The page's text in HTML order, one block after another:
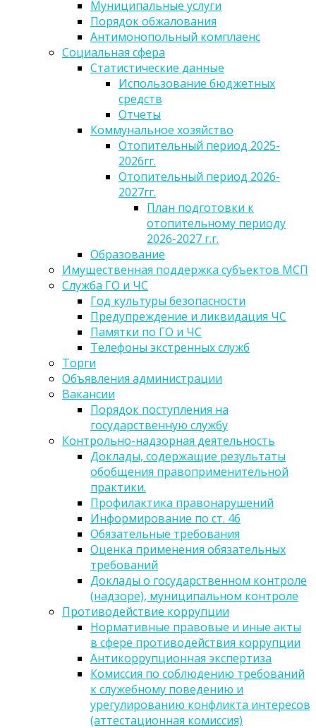
Муниципальные услуги
Порядок обжалования
Антимонопольный комплаенс
Социальная сфера
Статистические данные
Использование бюджетных
средств
Отчеты
Коммунальное хозяйство
Отопительный период 2025-
2026гг.
Отопительный период 2026-
2027гг.
План подготовки к
отопительному периоду
2026-2027 г.г.
Образование
Имущественная поддержка субъектов МСП
Служба ГО и ЧС
Год культуры безопасности
Предупреждение и ликвидация ЧС
Памятки по ГО и ЧС
Телефоны экстренных служб
Торги
Объявления администрации
Вакансии
Порядок поступления на
государственную службу
Контрольно-надзорная деятельность
Доклады, содержащие результаты
обобщения правоприменительной
практики.
Профилактика правонарушений
Информирование по ст. 46
Обязательные требования
Оценка применения обязательных
требований
Доклады о государственном контроле
(надзоре), муниципальном контроле
Противодействие коррупции
Нормативные правовые и иные акты
в сфере противодействия коррупции
Антикоррупционная экспертиза
Комиссия по соблюдению требований
к служебному поведению и
урегулированию конфликта интересов
(аттестационная комиссия)